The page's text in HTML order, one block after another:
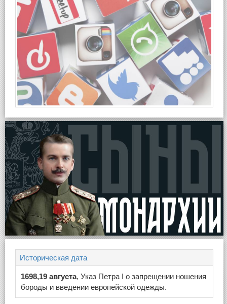
Историческая дата
1698,19 августа, Указ Петра I о запрещении ношения
бороды и введении европейской одежды.